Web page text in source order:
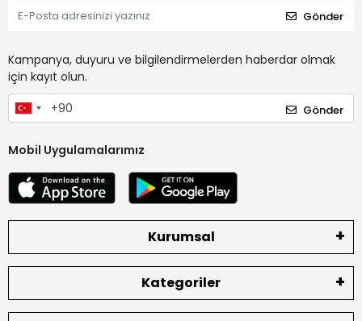
Gönder
Kampanya, duyuru ve bilgilendirmelerden haberdar olmak
için kayıt olun.
Gönder
Mobil Uygulamalarımız
Kurumsal
Kategoriler